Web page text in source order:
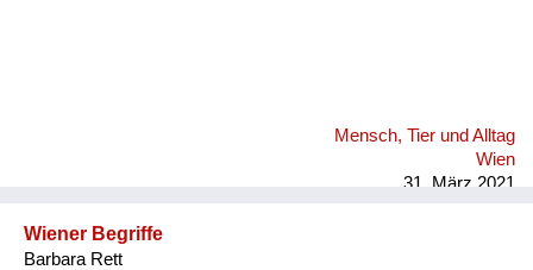
Mensch, Tier und Alltag
Wien
31. März 2021
Wiener Begriffe
Barbara Rett